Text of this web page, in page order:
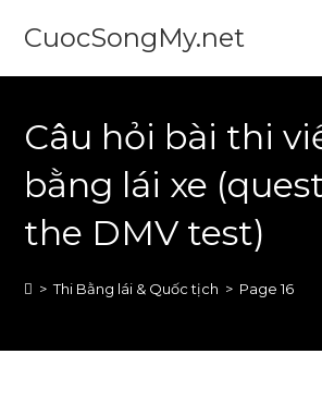
CuocSongMy.net
Câu hỏi bài thi
bằng lái xe
the DMV test)
> Thi Bằng lái & Quốc tịch > Page 16